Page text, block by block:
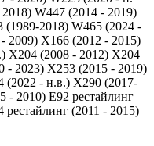
W447 (2014 - 2019)
(1989-2018) W465 (2024 -
2009) X166 (2012 - 2015)
X204 (2008 - 2012) X204
- 2023) X253 (2015 - 2019)
(2022 - н.в.) X290 (2017-
- 2010) Е92 рестайлинг
рестайлинг (2011 - 2015)